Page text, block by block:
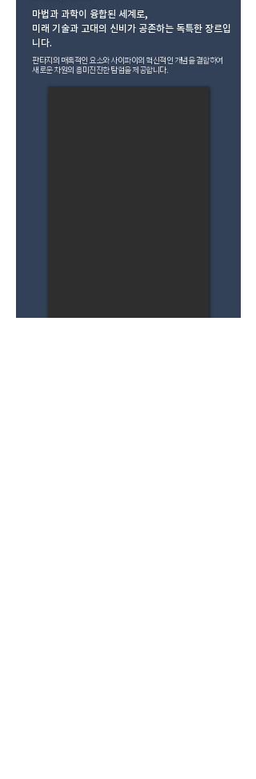
마법과 과학이 융합된 세계로,
미래 기술과 고대의 신비가 공존하는 독특한 장르입
니다.
판타지의 매혹적인 요소와 사이파이의 혁신적인 개념을 결합하여
새로운 차원의 흥미진진한 탐험을 제공합니다.